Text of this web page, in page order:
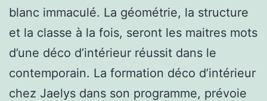
blanc immaculé. La géométrie, la structure
et la classe à la fois, seront les maitres mots
d’une déco d’intérieur réussit dans le
contemporain. La formation déco d’intérieur
chez Jaelys dans son programme, prévoie